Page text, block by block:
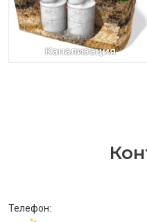
Канализация
Телефон: